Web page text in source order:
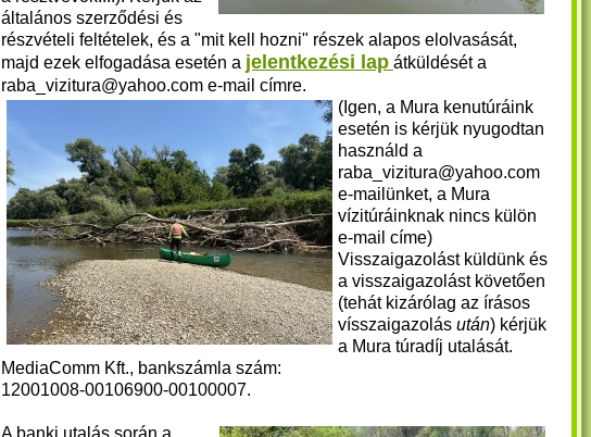
általános szerződési és
részvételi feltételek, és a "mit kell hozni" részek alapos elolvasását,
majd ezek elfogadása esetén a jelentkezési lap átküldését a
raba_vizitura@yahoo.com e-mail címre.
(Igen, a Mura kenutúráink
esetén is kérjük nyugodtan
használd a
raba_vizitura@yahoo.com
e-mailünket, a Mura
vízitúráinknak nincs külön
e-mail címe)
Visszaigazolást küldünk és
a visszaigazolást követően
(tehát kizárólag az írásos
vísszaigazolás után) kérjük
a Mura túradíj utalását.
MediaComm Kft., bankszámla szám:
12001008-00106900-00100007.
A banki utalás során a